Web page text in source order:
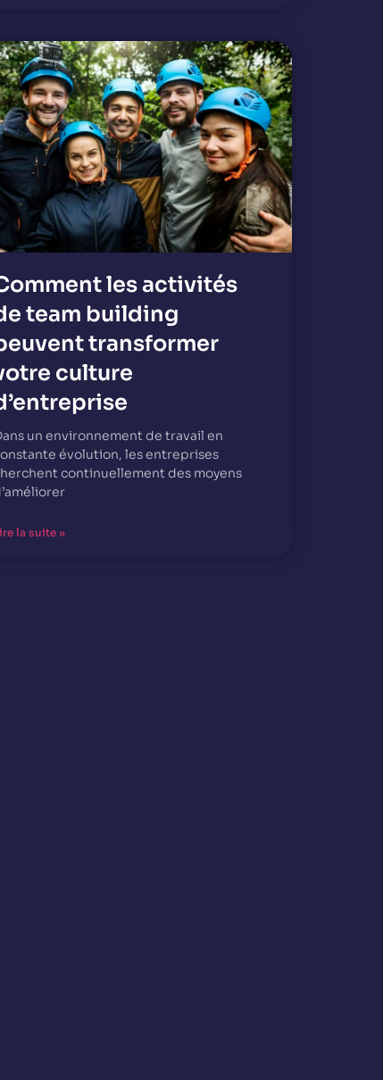
les activités
team building
transformer
culture
un environnement de travail en
évolution, les entreprises
continuellement des moyens
la suite »